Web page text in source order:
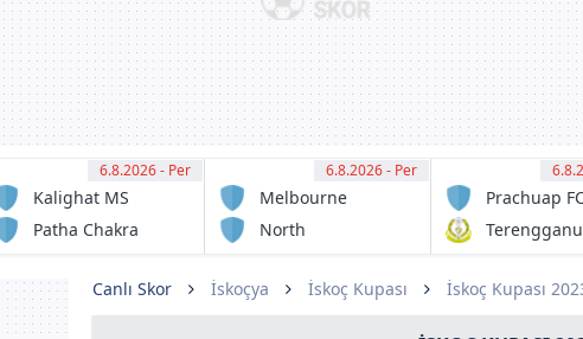
12:30
6.8.2026 - Per
Kalighat MS
Patha Chakra
13:00
6.8.2026 - Per
Melbourne
Victory FC
North
Eagles FC
Prachuap
Terengganu
Canlı Skor İskoçya İskoç Kupası İskoç Kupası